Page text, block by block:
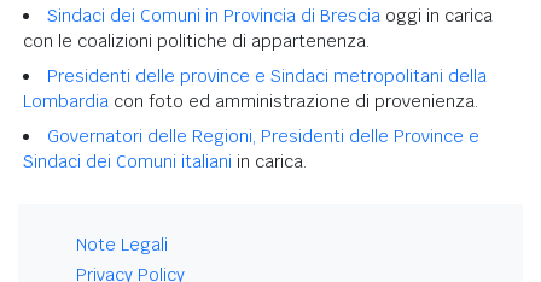
Sindaci dei Comuni in Provincia di Brescia oggi in carica
con le coalizioni politiche di appartenenza.
Presidenti delle province e Sindaci metropolitani della
Lombardia con foto ed amministrazione di provenienza.
Governatori delle Regioni, Presidenti delle Province e
Sindaci dei Comuni italiani in carica.
Note Legali
Privacy Policy